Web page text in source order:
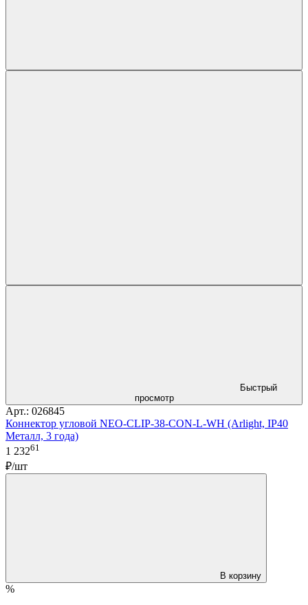
Быстрый
просмотр
Арт.: 026845
Коннектор угловой NEO-CLIP-38-CON-L-WH (Arlight, IP40
Металл, 3 года)
1 23261
₽/шт
В корзину
%